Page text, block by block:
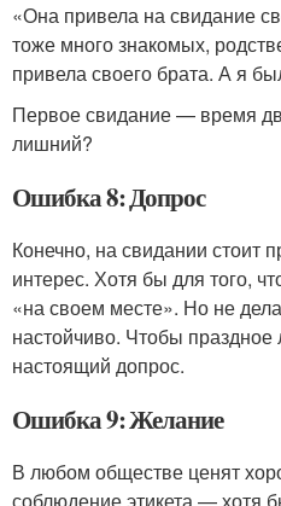
«Она привела на свидание
тоже много знакомых,
привела своего брата. А я
Первое свидание — время
лишний?
Ошибка 8: Допрос
Конечно, на свидании стоит
интерес. Хотя бы для того,
«на своем месте». Но не
настойчиво. Чтобы
настоящий допрос.
Ошибка 9: Желание
В любом обществе ценят